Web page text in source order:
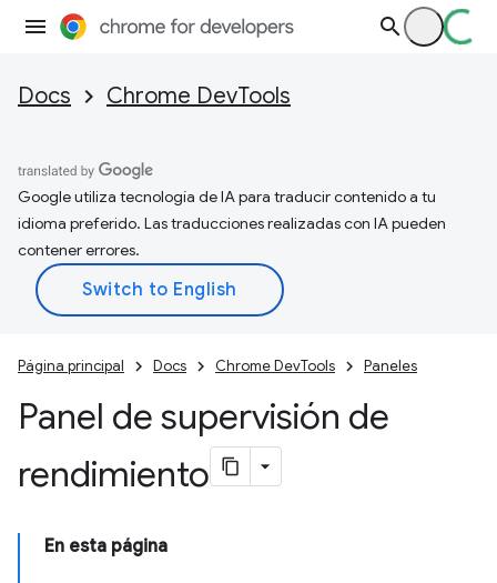
Docs Chrome DevTools
Google utiliza tecnología de IA para traducir contenido a tu
idioma preferido. Las traducciones realizadas con IA pueden
contener errores.
Página principal Docs Chrome DevTools Paneles
Panel de supervisión de
rendimiento
En esta página